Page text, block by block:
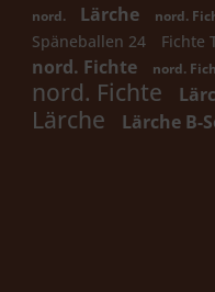
nord. Lärche nord.
Späneballen 24
Fichte
nord. Fichte nord.
nord. Fichte
Lärche Lärche B-